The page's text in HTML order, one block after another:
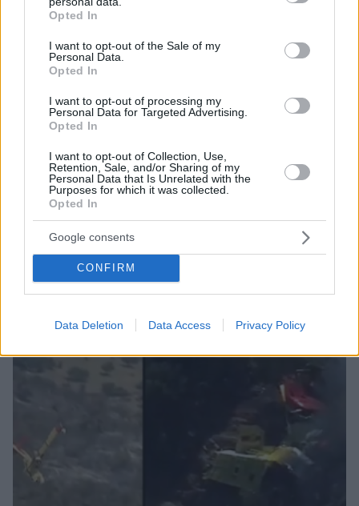
grant or deny consent to Google and its third-party tags to
use your data for below specified purposes in below Google
consent section.
Opted In
I want to opt-out of the Sale of my
Personal Data.
Opted In
I want to opt-out of processing my
Personal Data for Targeted Advertising.
Opted In
I want to opt-out of Collection, Use,
Retention, Sale, and/or Sharing of my
Personal Data that Is Unrelated with the
Purposes for which it was collected.
Opted In
Google consents
CONFIRM
Data Deletion Data Access Privacy Policy
Με Canadair 48 ετών η πυρόσβεση - Το 1975
παραλήφθηκαν τα πρώτα αεροσκάφη CL-215
25.07.2023, 16:43